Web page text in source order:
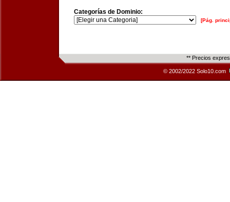
Categorías de Dominio:
[Pág.
** Precios
© 2002/2022 Solo10.com